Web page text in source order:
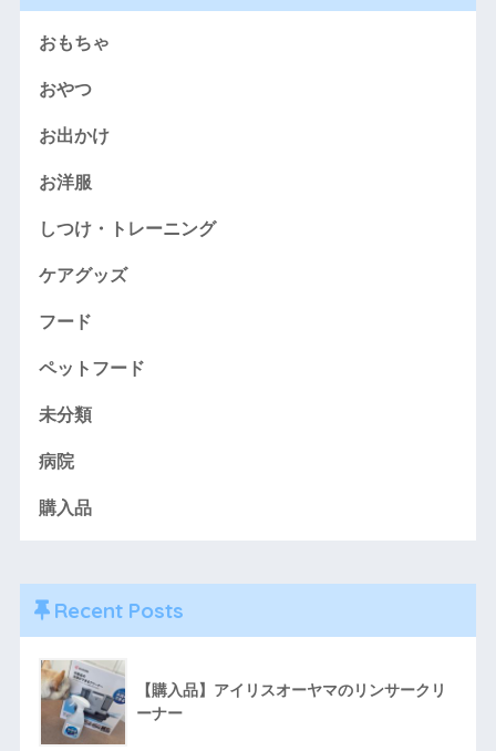
おもちゃ
おやつ
お出かけ
お洋服
しつけ・トレーニング
ケアグッズ
フード
ペットフード
未分類
病院
購入品
Recent Posts
【購入品】アイリスオーヤマのリンサークリ
ーナー